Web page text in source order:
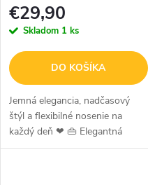
€29,90
Skladom 1 ks
DO KOŠÍKA
Jemná elegancia, nadčasový
štýl a flexibilné nosenie na
každý deň ❤ 👜 Elegantná
dámska kabelka v čiernom